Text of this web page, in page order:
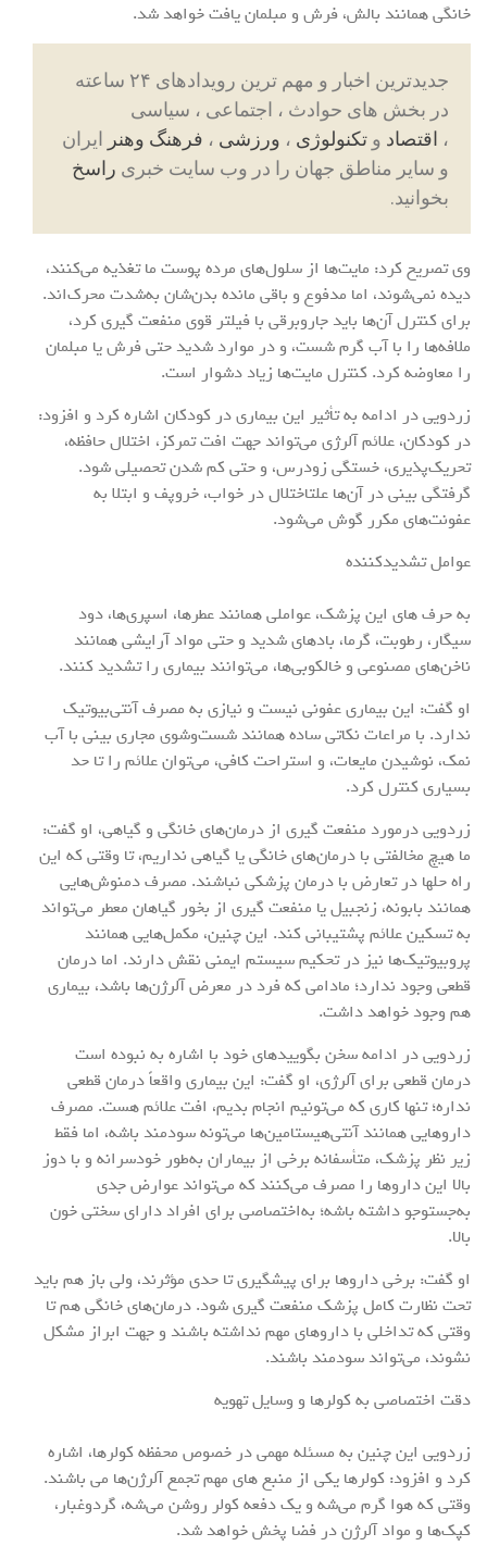
خانگی همانند بالش، فرش و مبلمان یافت خواهد شد.
جدیدترین اخبار و مهم ترین رویدادهای ۲۴ ساعته
در بخش های حوادث ، اجتماعی ، سیاسی
، اقتصاد و تکنولوژی ، ورزشی ، فرهنگ وهنر ایران
و سایر مناطق جهان را در وب سایت خبری راسخ
بخوانید.
وی تصریح کرد: مایت‌ها از سلول‌های مرده پوست ما تغذیه می‌کنند،
دیده نمی‌شوند، اما مدفوع و باقی مانده بدن‌شان به‌شدت محرک‌اند.
برای کنترل آن‌ها باید جاروبرقی با فیلتر قوی منفعت گیری کرد،
ملافه‌ها را با آب گرم شست، و در موارد شدید حتی فرش یا مبلمان
را معاوضه کرد. کنترل مایت‌ها زیاد دشوار است.
زردویی در ادامه به تأثیر این بیماری در کودکان اشاره کرد و افزود:
در کودکان، علائم آلرژی می‌تواند جهت افت تمرکز، اختلال حافظه،
تحریک‌پذیری، خستگی زودرس، و حتی کم شدن تحصیلی شود.
گرفتگی بینی در آن‌ها علتاختلال در خواب، خروپف و ابتلا به
عفونت‌های مکرر گوش می‌شود.
عوامل تشدیدکننده
به حرف های این پزشک، عواملی همانند عطرها، اسپری‌ها، دود
سیگار، رطوبت، گرما، بادهای شدید و حتی مواد آرایشی همانند
ناخن‌های مصنوعی و خالکوبی‌ها، می‌توانند بیماری را تشدید کنند.
او گفت: این بیماری عفونی نیست و نیازی به مصرف آنتی‌بیوتیک
ندارد. با مراعات نکاتی ساده همانند شست‌وشوی مجاری بینی با آب
نمک، نوشیدن مایعات، و استراحت کافی، می‌توان علائم را تا حد
بسیاری کنترل کرد.
زردویی درمورد منفعت گیری از درمان‌های خانگی و گیاهی، او گفت:
ما هیچ مخالفتی با درمان‌های خانگی یا گیاهی نداریم، تا وقتی که این
راه حلها در تعارض با درمان پزشکی نباشند. مصرف دمنوش‌هایی
همانند بابونه، زنجبیل یا منفعت گیری از بخور گیاهان معطر می‌تواند
به تسکین علائم پشتیبانی کند. این چنین، مکمل‌هایی همانند
پروبیوتیک‌ها نیز در تحکیم سیستم ایمنی نقش دارند. اما درمان
قطعی وجود ندارد؛ مادامی که فرد در معرض آلرژن‌ها باشد، بیماری
هم وجود خواهد داشت.
زردویی در ادامه سخن بگویید‌های خود با اشاره به نبوده است
درمان قطعی برای آلرژی، او گفت: این بیماری واقعاً درمان قطعی
نداره؛ تنها کاری که می‌تونیم انجام بدیم، افت علائم هست. مصرف
داروهایی همانند آنتی‌هیستامین‌ها می‌تونه سودمند باشه، اما فقط
زیر نظر پزشک، متأسفانه برخی از بیماران به‌طور خودسرانه و با دوز
بالا این داروها را مصرف می‌کنند که می‌تواند عوارض جدی
به‌جستوجو داشته باشه؛ به‌اختصاصی برای افراد دارای سختی خون
بالا.
او گفت: برخی داروها برای پیشگیری تا حدی مؤثرند، ولی باز هم باید
تحت نظارت کامل پزشک منفعت گیری شود. درمان‌های خانگی هم تا
وقتی که تداخلی با داروهای مهم نداشته باشند و جهت ابراز مشکل
نشوند، می‌تواند سودمند باشند.
دقت اختصاصی به کولرها و وسایل تهویه
زردویی این چنین به مسئله مهمی در خصوص محفظه کولرها، اشاره
کرد و افزود: کولرها یکی از منبع های مهم تجمع آلرژن‌ها می باشند.
وقتی که هوا گرم می‌شه و یک دفعه کولر روشن می‌شه، گردوغبار،
کپک‌ها و مواد آلرژن در فضا پخش خواهد شد.